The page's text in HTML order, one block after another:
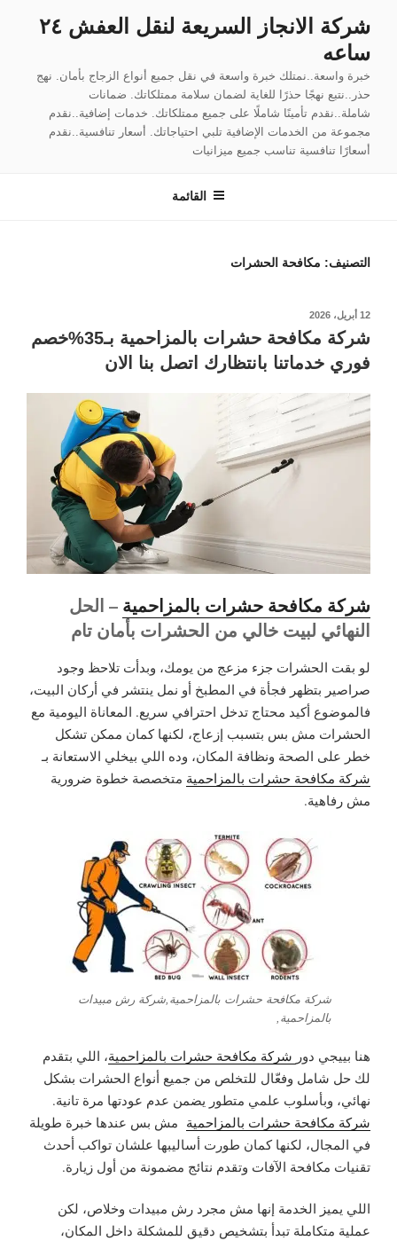
المحتوى
شركة الانجاز السريعة لنقل العفش ٢٤
ساعه
خبرة واسعة..نمتلك خبرة واسعة في نقل جميع أنواع الزجاج بأمان. نهج
حذر..نتبع نهجًا حذرًا للغاية لضمان سلامة ممتلكاتك. ضمانات
شاملة..نقدم تأمينًا شاملًا على جميع ممتلكاتك. خدمات إضافية..نقدم
مجموعة من الخدمات الإضافية تلبي احتياجاتك. أسعار تنافسية..نقدم
أسعارًا تنافسية تناسب جميع ميزانيات
القائمة
التصنيف: مكافحة الحشرات
نُشر
12 أبريل، 2026
شركة مكافحة حشرات بالمزاحمية بـ35%خصم
فوري خدماتنا بانتظارك اتصل بنا الان
شركة مكافحة حشرات بالمزاحمية – الحل
النهائي لبيت خالي من الحشرات بأمان تام
لو بقت الحشرات جزء مزعج من يومك، وبدأت تلاحظ وجود
صراصير بتظهر فجأة في المطبخ أو نمل ينتشر في أركان البيت،
فالموضوع أكيد محتاج تدخل احترافي سريع. المعاناة اليومية مع
الحشرات مش بس بتسبب إزعاج، لكنها كمان ممكن تشكل
خطر على الصحة ونظافة المكان، وده اللي بيخلي الاستعانة بـ
شركة مكافحة حشرات بالمزاحمية متخصصة خطوة ضرورية
مش رفاهية.
شركة مكافحة حشرات بالمزاحمية,شركة رش مبيدات
بالمزاحمية,
هنا بييجي دور شركة مكافحة حشرات بالمزاحمية، اللي بتقدم
لك حل شامل وفعّال للتخلص من جميع أنواع الحشرات بشكل
نهائي، وبأسلوب علمي متطور يضمن عدم عودتها مرة تانية.
شركة مكافحة حشرات بالمزاحمية مش بس عندها خبرة طويلة
في المجال، لكنها كمان طورت أساليبها علشان تواكب أحدث
تقنيات مكافحة الآفات وتقدم نتائج مضمونة من أول زيارة.
اللي يميز الخدمة إنها مش مجرد رش مبيدات وخلاص، لكن
عملية متكاملة تبدأ بتشخيص دقيق للمشكلة داخل المكان،